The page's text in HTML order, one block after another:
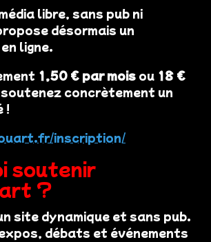
libre, sans pub ni
désormais un
ligne.
1,50 € par mois ou 18 €
concrètement un
!
inscription/
soutenir
?
site dynamique et sans pub.
débats et événements